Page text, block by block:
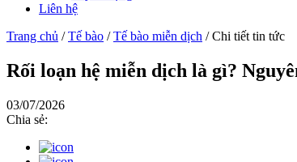
Liên hệ
Trang chủ /Tế bào /Tế bào miễn dịch /Chi tiết tin tức
Rối loạn hệ miễn dịch là gì?
03/07/2026
Chia sẻ: